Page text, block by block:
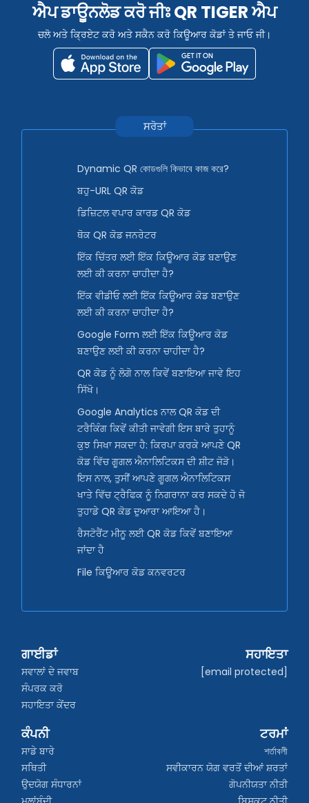
ਐਪ ਡਾਊਨਲੋਡ ਕਰੋ ਜੀਃ QR TIGER ਐਪ
ਚਲੋ ਅਤੇ ਕ੍ਰਿਏਟ ਕਰੋ ਅਤੇ ਸਕੈਨ ਕਰੋ ਕਿਊਆਰ ਕੋਡਾਂ ਤੇ ਜਾਓ ਜੀ।
ਸਰੋਤਾਂ
Dynamic QR কোডগুলি কিভাবে কাজ করে?
ਬਹੁ-URL QR ਕੋਡ
ਡਿਜ਼ਿਟਲ ਵਪਾਰ ਕਾਰਡ QR ਕੋਡ
ਥੋਕ QR ਕੋਡ ਜਨਰੇਟਰ
ਇੱਕ ਚਿੱਤਰ ਲਈ ਇੱਕ ਕਿਊਆਰ ਕੋਡ ਬਣਾਉਣ
ਲਈ ਕੀ ਕਰਨਾ ਚਾਹੀਦਾ ਹੈ?
ਇੱਕ ਵੀਡੀਓ ਲਈ ਇੱਕ ਕਿਊਆਰ ਕੋਡ ਬਣਾਉਣ
ਲਈ ਕੀ ਕਰਨਾ ਚਾਹੀਦਾ ਹੈ?
Google Form ਲਈ ਇੱਕ ਕਿਊਆਰ ਕੋਡ
ਬਣਾਉਣ ਲਈ ਕੀ ਕਰਨਾ ਚਾਹੀਦਾ ਹੈ?
QR ਕੋਡ ਨੂੰ ਲੋਗੋ ਨਾਲ ਕਿਵੇਂ ਬਣਾਇਆ ਜਾਵੇ ਇਹ
ਸਿੱਖੋ।
Google Analytics ਨਾਲ QR ਕੋਡ ਦੀ
ਟਰੈਕਿੰਗ ਕਿਵੇਂ ਕੀਤੀ ਜਾਵੇਗੀ ਇਸ ਬਾਰੇ ਤੁਹਾਨੂੰ
ਕੁਝ ਸਿਖਾ ਸਕਦਾ ਹੈ: ਕਿਰਪਾ ਕਰਕੇ ਆਪਣੇ QR
ਕੋਡ ਵਿੱਚ ਗੂਗਲ ਐਨਾਲਿਟਿਕਸ ਦੀ ਸ਼ੀਟ ਜੋੜੋ।
ਇਸ ਨਾਲ, ਤੁਸੀਂ ਆਪਣੇ ਗੂਗਲ ਐਨਾਲਿਟਿਕਸ
ਖਾਤੇ ਵਿੱਚ ਟ੍ਰੈਫਿਕ ਨੂੰ ਨਿਗਰਾਨਾ ਕਰ ਸਕਦੇ ਹੋ ਜੋ
ਤੁਹਾਡੇ QR ਕੋਡ ਦੁਆਰਾ ਆਇਆ ਹੈ।
ਰੈਸਟੋਰੈਂਟ ਮੀਨੂ ਲਈ QR ਕੋਡ ਕਿਵੇਂ ਬਣਾਇਆ
ਜਾਂਦਾ ਹੈ
File ਕਿਊਆਰ ਕੋਡ ਕਨਵਰਟਰ
ਗਾਈਡਾਂ
ਸਵਾਲਾਂ ਦੇ ਜਵਾਬ
ਸੰਪਰਕ ਕਰੋ
ਸਹਾਇਤਾ ਕੇਂਦਰ
ਸਹਾਇਤਾ
[email protected]
ਕੰਪਨੀ
ਸਾਡੇ ਬਾਰੇ
ਸਥਿਤੀ
ਉਦਯੋਗ ਸੰਧਾਰਨਾਂ
ਟਰਮਾਂ
শর্তাবলী
ਸਵੀਕਾਰਨ ਯੋਗ ਵਰਤੋਂ ਦੀਆਂ ਸ਼ਰਤਾਂ
ਗੋਪਨੀਯਤਾ ਨੀਤੀ